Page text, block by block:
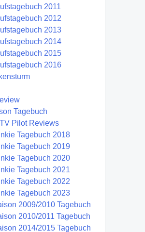
2011
2012
2013
2014
2015
2016
Tagebuch
Pilot Reviews
Tagebuch 2018
Tagebuch 2019
Tagebuch 2020
Tagebuch 2021
Tagebuch 2022
Tagebuch 2023
2009/2010 Tagebuch
2010/2011 Tagebuch
2014/2015 Tagebuch